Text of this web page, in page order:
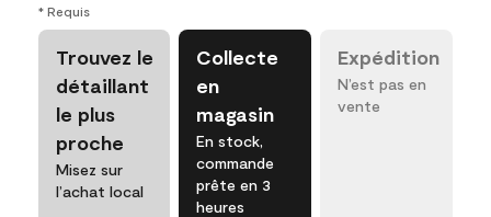
* Requis
Trouvez le
détaillant
le plus
proche
Misez sur
l’achat local
Collecte
en
magasin
En stock,
commande
prête en 3
heures
Expédition
N’est pas en
vente